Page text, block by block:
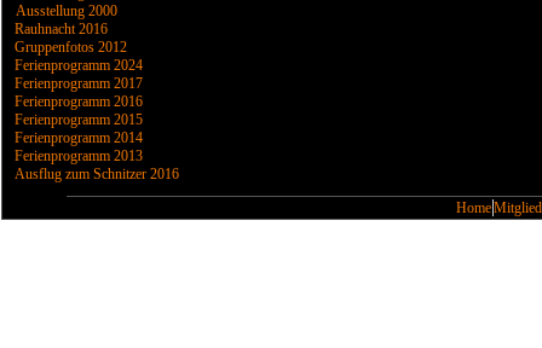
Ausstellung 2000
Rauhnacht 2016
Gruppenfotos 2012
Ferienprogramm 2024
Ferienprogramm 2017
Ferienprogramm 2016
Ferienprogramm 2015
Ferienprogramm 2014
Ferienprogramm 2013
Ausflug zum Schnitzer 2016
Home